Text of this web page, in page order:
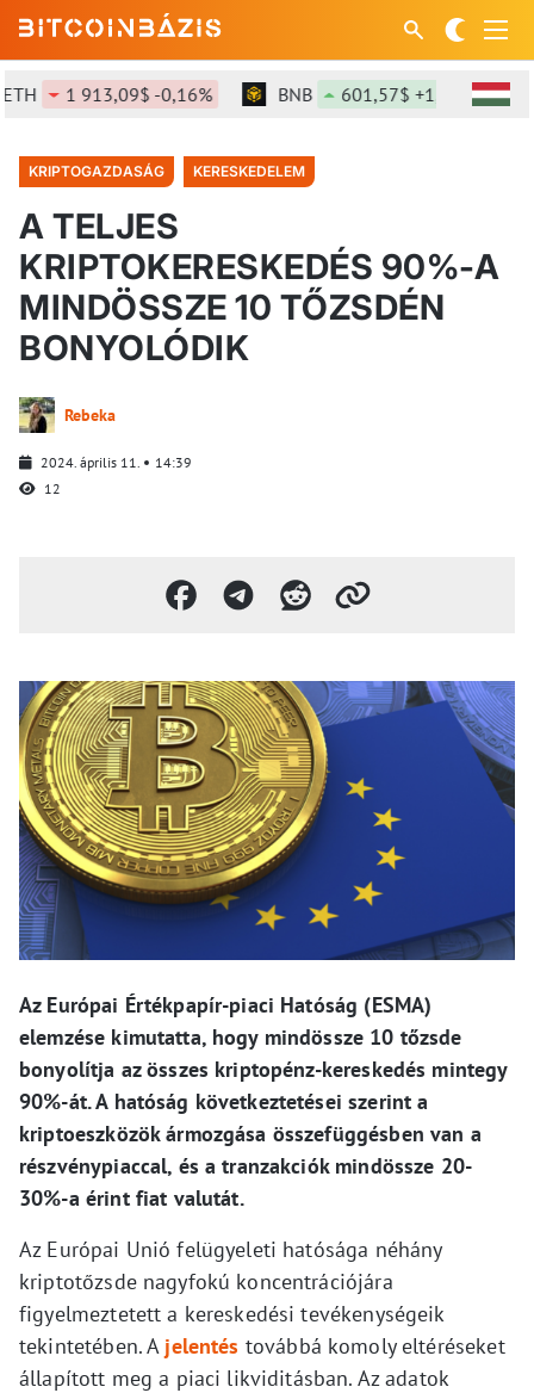
1 913,09$ -0,16% BNB 601,57$ +1,45%
KRIPTOGAZDASÁG KERESKEDELEM
A TELJES
KRIPTOKERESKEDÉS 90%-A
MINDÖSSZE 10 TŐZSDÉN
BONYOLÓDIK
Rebeka
2024. április 11.
14:39
12
Az Európai Értékpapír-piaci Hatóság (ESMA)
elemzése kimutatta, hogy mindössze 10 tőzsde
bonyolítja az összes kriptopénz-kereskedés mintegy
90%-át. A hatóság következtetései szerint a
kriptoeszközök ármozgása összefüggésben van a
részvénypiaccal, és a tranzakciók mindössze 20-
30%-a érint fiat valutát.
Az Európai Unió felügyeleti hatósága néhány
kriptotőzsde nagyfokú koncentrációjára
figyelmeztetett a kereskedési tevékenységeik
tekintetében. A jelentés továbbá komoly eltéréseket
állapított meg a piaci likviditásban. Az adatok